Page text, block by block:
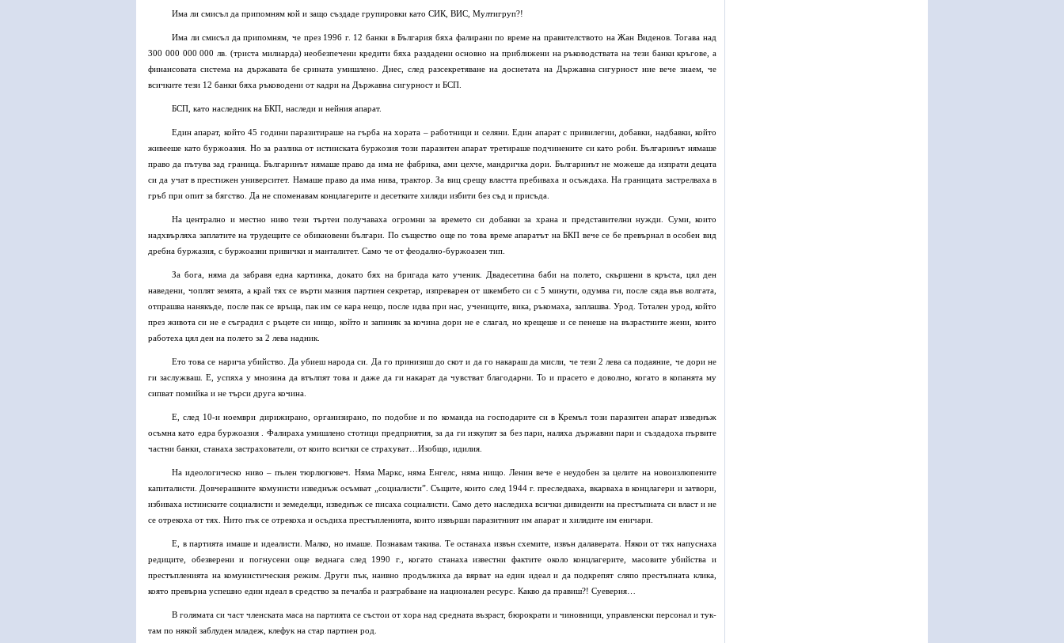
Има ли смисъл да припомням кой и защо създаде групировки като СИК, ВИС, Мултигруп?!
Има ли смисъл да припомням, че през 1996 г. 12 банки в България бяха фалирани по време на правителството на Жан Виденов. Тогава над
300 000 000 000 лв. (триста милиарда) необезпечени кредити бяха раздадени основно на приближени на ръководствата на тези банки кръгове, а
финансовата система на държавата бе срината умишлено. Днес, след разсекретяване на досиетата на Държавна сигурност ние вече знаем, че
всичките тези 12 банки бяха ръководени от кадри на Държавна сигурност и БСП.
БСП, като наследник на БКП, наследи и нейния апарат.
Един апарат, който 45 години паразитираше на гърба на хората – работници и селяни. Един апарат с привилегии, добавки, надбавки, който
живееше като буржоазия. Но за разлика от истинската буржозия този паразитен апарат третираше подчинените си като роби. Българинът нямаше
право да пътува зад граница. Българинът нямаше право да има не фабрика, ами цехче, мандричка дори. Българинът не можеше да изпрати децата
си да учат в престижен университет. Намаше право да има нива, трактор. За виц срещу властта пребиваха и осъждаха. На границата застрелваха в
гръб при опит за бягство. Да не споменавам концлагерите и десетките хиляди избити без съд и присъда.
На централно и местно ниво тези търтеи получаваха огромни за времето си добавки за храна и представителни нужди. Суми, които
надхвърляха заплатите на трудещите се обикновени българи. По същество още по това време апаратът на БКП вече се бе превърнал в особен вид
дребна буржазия, с буржоазни привички и манталитет. Само че от феодално-буржоазен тип.
За бога, няма да забравя една картинка, докато бях на бригада като ученик. Двадесетина баби на полето, скършени в кръста, цял ден
наведени, чоплят земята, а край тях се върти мазния партиен секретар, изпреварен от шкембето си с 5 минути, одумва ги, после сяда във волгата,
отпрашва нанякъде, после пак се връща, пак им се кара нещо, после идва при нас, учениците, вика, ръкомаха, заплашва. Урод. Тотален урод, който
през живота си не е съградил с ръцете си нищо, който и запиняк за кочина дори не е слагал, но крещеше и се пенеше на възрастните жени, които
работеха цял ден на полето за 2 лева надник.
Ето това се нарича убийство. Да убиеш народа си. Да го принизиш до скот и да го накараш да мисли, че тези 2 лева са подаяние, че дори не
ги заслужваш. Е, успяха у мнозина да втълпят това и даже да ги накарат да чувстват благодарни. То и прасето е доволно, когато в копанята му
сипват помийка и не търси друга кочина.
Е, след 10-и ноември дирижирано, организирано, по подобие и по команда на господарите си в Кремъл този паразитен апарат изведнъж
осъмна като едра буржоазия . Фалираха умишлено стотици предприятия, за да ги изкупят за без пари, наляха държавни пари и създадоха първите
частни банки, станаха застрахователи, от които всички се страхуват…Изобщо, идилия.
На идеологическо ниво – пълен тюрлюгювеч. Няма Маркс, няма Енгелс, няма нищо. Ленин вече е неудобен за целите на новоизлюпените
капиталисти. Довчерашните комунисти изведнъж осъмват „социалисти”. Същите, които след 1944 г. преследваха, вкарваха в концлагери и затвори,
избиваха истинските социалисти и земеделци, изведнъж се писаха социалисти. Само дето наследиха всички дивиденти на престъпната си власт и не
се отрекоха от тях. Нито пък се отрекоха и осъдиха престъпленията, които извърши паразитният им апарат и хилядите им еничари.
Е, в партията имаше и идеалисти. Малко, но имаше. Познавам такива. Те останаха извън схемите, извън далаверата. Някои от тях напуснаха
редиците, обезверени и погнусени още веднага след 1990 г., когато станаха известни фактите около концлагерите, масовите убийства и
престъпленията на комунистическия режим. Други пък, наивно продължиха да вярват на един идеал и да подкрепят сляпо престъпната клика,
която превърна успешно един идеал в средство за печалба и разграбване на национален ресурс. Какво да правиш?! Суеверия…
В голямата си част членската маса на партията се състои от хора над средната възраст, бюрократи и чиновници, управленски персонал и тук-
там по някой заблуден младеж, клефук на стар партиен род.